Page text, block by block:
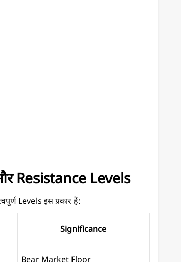
Resistance Levels
Levels इस प्रकार हैं:
Significance